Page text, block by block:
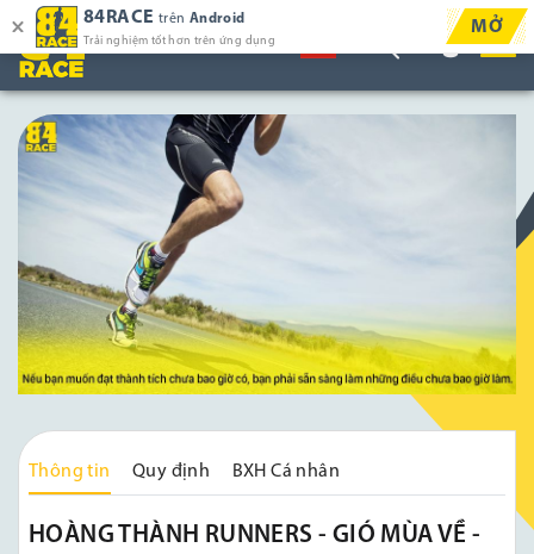
Thông tin Quy định BXH Cá nhân
HOÀNG THÀNH RUNNERS - GIÓ MÙA VỀ -
84RACE trên Android
Trải nghiệm tốt hơn trên ứng dụng
MỞ